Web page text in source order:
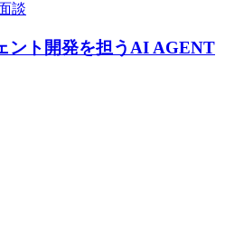
談
ント開発を担うAI AGENT